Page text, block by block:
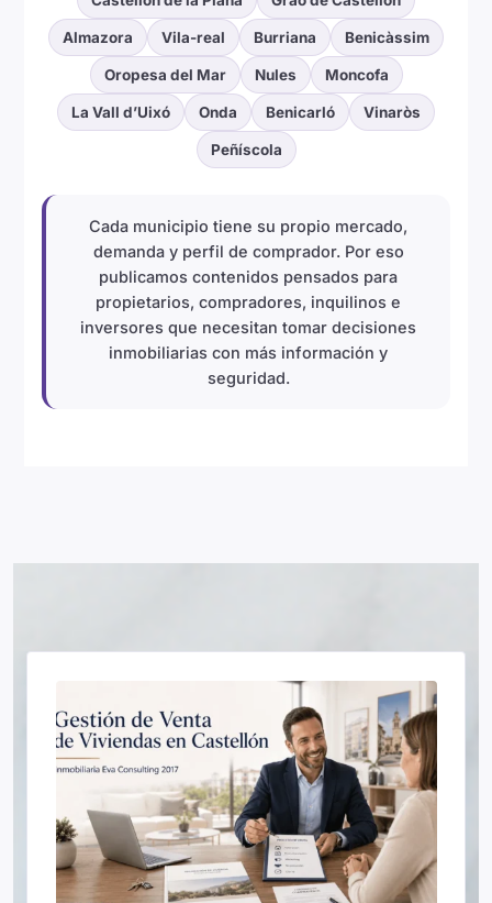
Almazora Vila-real Burriana Benicàssim
Oropesa del Mar Nules Moncofa
La Vall d’Uixó Onda Benicarló Vinaròs
Peñíscola
Cada municipio tiene su propio mercado,
demanda y perfil de comprador. Por eso
publicamos contenidos pensados para
propietarios, compradores, inquilinos e
inversores que necesitan tomar decisiones
inmobiliarias con más información y
seguridad.